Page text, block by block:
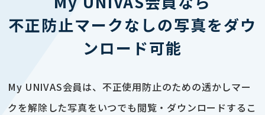
不正防止マークなしの写真をダウ
ンロード可能
My UNIVAS会員は、不正使用防止のための透かしマー
クを解除した写真をいつでも閲覧・ダウンロードするこ